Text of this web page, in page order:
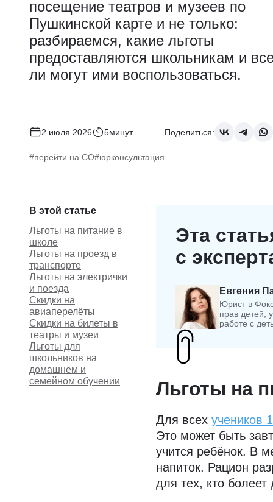
посещение театров и музеев по
Пушкинской карте и не только:
разбираемся, какие льготы
предоставляются школьникам и
ли могут ими воспользоваться.
2 июля 2026 5минут Поделиться:
#перейти на СО#юрконсультация
В этой статье
Льготы на питание в
школе
Льготы на проезд в
транспорте
Льготы на электрички
и поезда
Скидки на
авиаперелёты
Скидки на билеты в
театры и музеи
Льготы для
школьников на
домашнем и
семейном обучении
Эта
с
Евгения
Юрист в
прав детей,
работе с
Льготы на
Для всех учеников
Это может быть
учится ребёнок. В
напиток. Рацион
для тех, кто